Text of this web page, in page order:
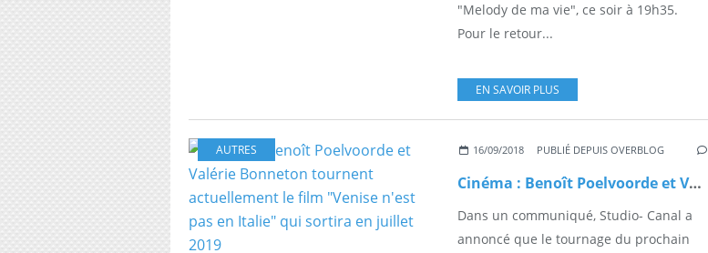
"Melody de ma vie", ce soir à 19h35.
Pour le retour...
EN SAVOIR PLUS
AUTRES 16/09/2018 PUBLIÉ DEPUIS OVERBLOG
Cinéma : Benoît Poelvoorde et Valérie Bonneton tournent actuellement le film "Venise n'est pas en Italie" qui sortira en juillet 2019
Dans un communiqué, Studio- Canal a
annoncé que le tournage du prochain